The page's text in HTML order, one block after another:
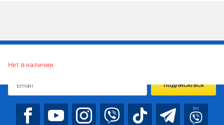
Нет в наличии
ПОДПИСАТЬСЯ
bot